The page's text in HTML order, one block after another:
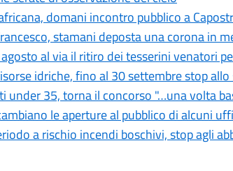
domani incontro pubblico a
stamani deposta una corona in
agosto al via il ritiro dei tesserini venatori
idriche, fino al 30 settembre stop
under 35, torna il concorso "…una volta
le aperture al pubblico di alcuni
a rischio incendi boschivi, stop agli